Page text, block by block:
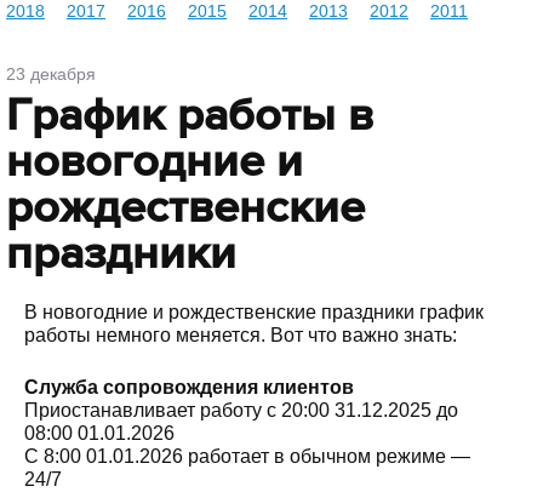
2018 2017 2016 2015 2014 2013 2012 2011
23 декабря
График работы в
новогодние и
рождественские
праздники
В новогодние и рождественские праздники график
работы немного меняется. Вот что важно знать:
Служба сопровождения клиентов
Приостанавливает работу с 20:00 31.12.2025 до
08:00 01.01.2026
С 8:00 01.01.2026 работает в обычном режиме —
24/7